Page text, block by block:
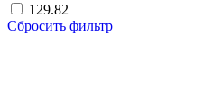
129.82
Сбросить фильтр